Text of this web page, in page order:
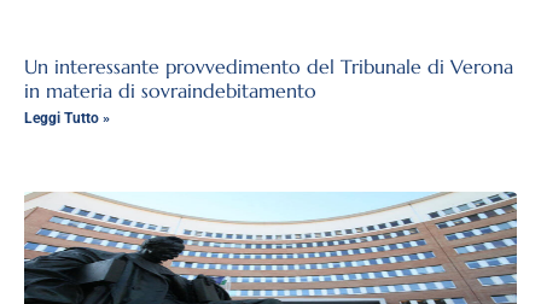
Un interessante provvedimento del Tribunale di Verona
in materia di sovraindebitamento
Leggi Tutto »